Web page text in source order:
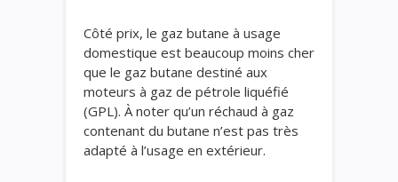
Côté prix, le gaz butane à usage
domestique est beaucoup moins cher
que le gaz butane destiné aux
moteurs à gaz de pétrole liquéfié
(GPL). À noter qu’un réchaud à gaz
contenant du butane n’est pas très
adapté à l’usage en extérieur.